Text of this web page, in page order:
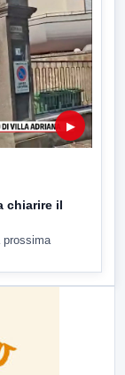
▶
chiarire il
prossima